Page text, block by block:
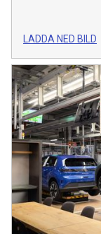
LADDA NED BILD